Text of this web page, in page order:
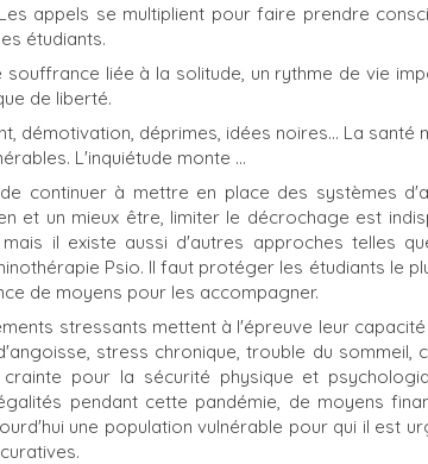
appels se multiplient pour faire prendre
étudiants.
souffrance liée à la solitude, un rythme de vie
de liberté.
démotivation, déprimes, idées noires... La santé
L'inquiétude monte ...
continuer à mettre en place des systèmes
et un mieux être, limiter le décrochage est
il existe aussi d'autres approches telles
Psio. Il faut protéger les étudiants le
de moyens pour les accompagner.
stressants mettent à l'épreuve leur
stress chronique, trouble du sommeil,
crainte pour la sécurité physique et
pendant cette pandémie, de moyens
une population vulnérable pour qui il est